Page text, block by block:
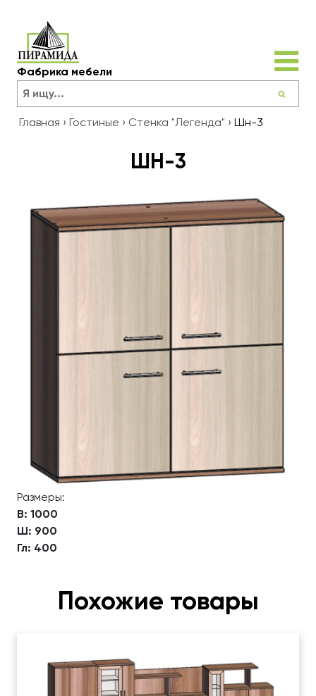
Фабрика мебели
Главная › Гостиные › Стенка "Легенда" › Шн-3
ШН-3
Размеры:
В: 1000
Ш: 900
Гл: 400
Похожие товары